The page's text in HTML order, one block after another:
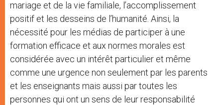
mariage et de la vie familiale, l’accomplissement
positif et les desseins de l’humanité. Ainsi, la
nécessité pour les médias de participer à une
formation efficace et aux normes morales est
considérée avec un intérêt particulier et même
comme une urgence non seulement par les parents
et les enseignants mais aussi par toutes les
personnes qui ont un sens de leur responsabilité